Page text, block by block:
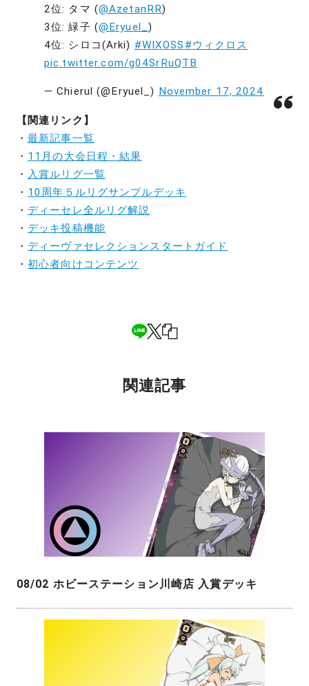
2位: タマ (@AzetanRR)
3位: 緑子 (@Eryuel_ )
4位: シロコ(Arki) #WIXOSS #ウィクロス
pic.twitter.com/g04SrRuQTB
— Chierul (@Eryuel_) November 17, 2024
【関連リンク】
・最新記事一覧
・ 11月の大会日程・結果
・ 入賞ルリグ一覧
・ 10周年５ルリグサンプルデッキ
・ ディーセレ全ルリグ解説
・ デッキ投稿機能
・ ディーヴァセレクションスタートガイド
・初心者向けコンテンツ
関連記事
08/02 ホビーステーション川崎店 入賞デッキ